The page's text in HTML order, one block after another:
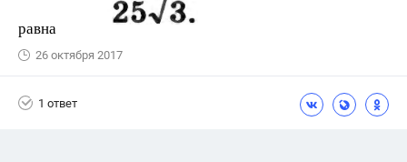
равна
26 октября 2017
1 ответ